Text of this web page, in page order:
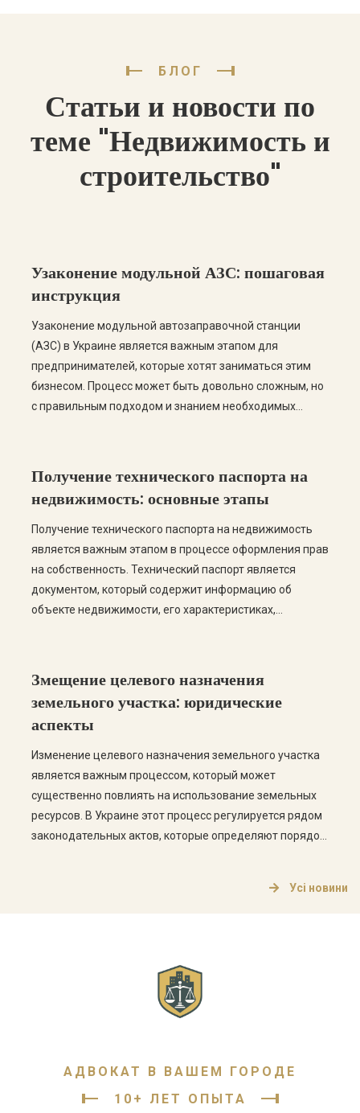
БЛОГ
Статьи и новости по
теме "Недвижимость и
строительство"
Узаконение модульной АЗС: пошаговая
инструкция
Узаконение модульной автозаправочной станции
(АЗС) в Украине является важным этапом для
предпринимателей, которые хотят заниматься этим
бизнесом. Процесс может быть довольно сложным, но
с правильным подходом и знанием необходимых
ответим на самые частые вопросы. […]
Получение технического паспорта на
недвижимость: основные этапы
Получение технического паспорта на недвижимость
является важным этапом в процессе оформления прав
на собственность. Технический паспорт является
документом, который содержит информацию об
объекте недвижимости, его характеристиках,
распространенные вопросы по этой теме. Этапы
получения технического […]
Змещение целевого назначения
земельного участка: юридические
аспекты
Изменение целевого назначения земельного участка
является важным процессом, который может
существенно повлиять на использование земельных
ресурсов. В Украине этот процесс регулируется рядом
законодательных актов, которые определяют порядок
такое целевое назначение земельного участка?
Усі новини
АДВОКАТ В ВАШЕМ ГОРОДЕ
10+ ЛЕТ ОПЫТА